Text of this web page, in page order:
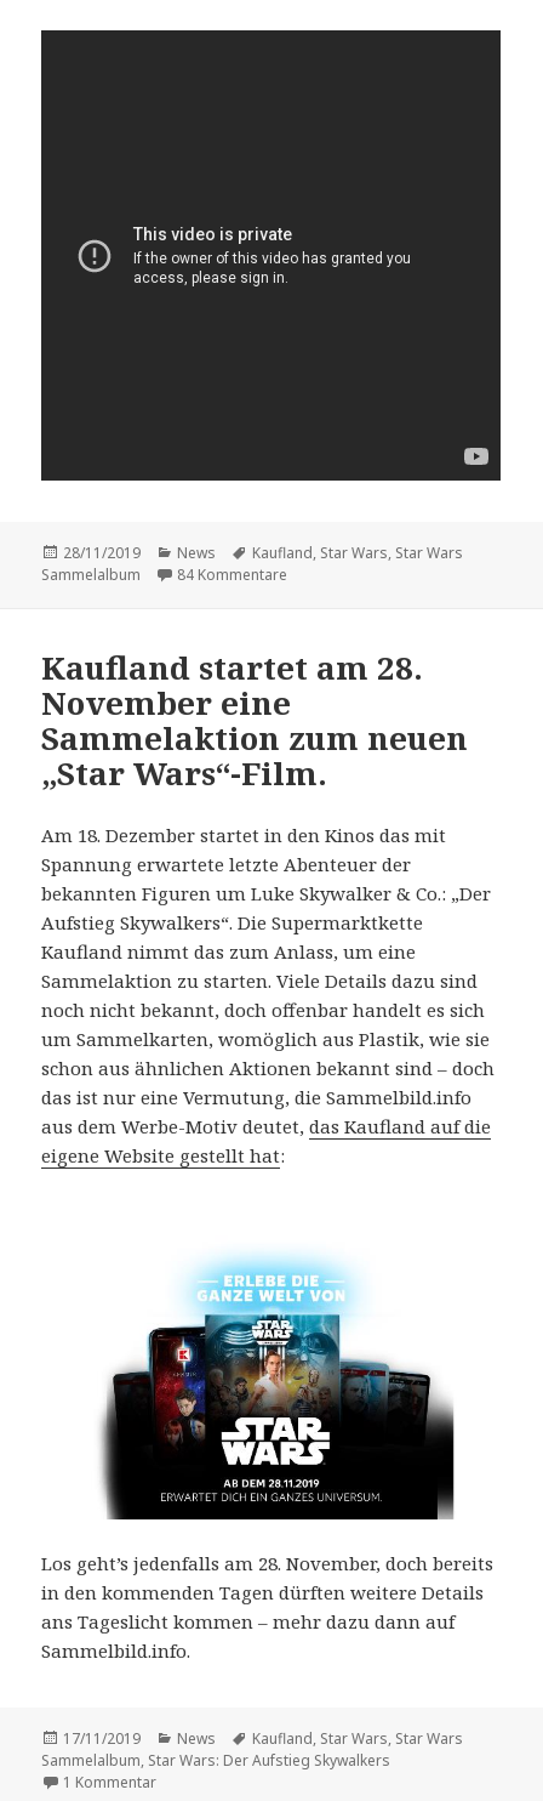
Veröffentlicht
am
28/11/2019 Kategorien
News Schlagwörter
Kaufland, Star Wars, Star Wars
Sammelalbum
84 Kommentare
Kaufland startet am 28.
November eine
Sammelaktion zum neuen
„Star Wars“-Film.
Am 18. Dezember startet in den Kinos das mit
Spannung erwartete letzte Abenteuer der
bekannten Figuren um Luke Skywalker & Co.: „Der
Aufstieg Skywalkers“. Die Supermarktkette
Kaufland nimmt das zum Anlass, um eine
Sammelaktion zu starten. Viele Details dazu sind
noch nicht bekannt, doch offenbar handelt es sich
um Sammelkarten, womöglich aus Plastik, wie sie
schon aus ähnlichen Aktionen bekannt sind – doch
das ist nur eine Vermutung, die Sammelbild.info
aus dem Werbe-Motiv deutet,das Kaufland auf die
eigene Website gestellt hat:
Los geht’s jedenfalls am 28. November, doch bereits
in den kommenden Tagen dürften weitere Details
ans Tageslicht kommen – mehr dazu dann auf
Sammelbild.info.
Veröffentlicht
am
17/11/2019 Kategorien
News Schlagwörter
Kaufland, Star Wars, Star Wars
Sammelalbum, Star Wars: Der Aufstieg Skywalkers
1 Kommentarzu Kaufland startet am 28. November eine